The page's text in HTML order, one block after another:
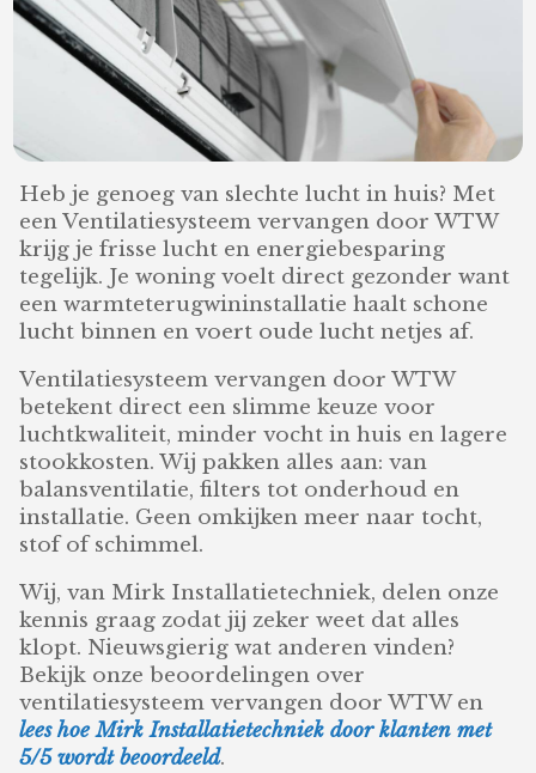
Heb je genoeg van slechte lucht in huis? Met
een Ventilatiesysteem vervangen door WTW
krijg je frisse lucht en energiebesparing
tegelijk. Je woning voelt direct gezonder want
een warmteterugwininstallatie haalt schone
lucht binnen en voert oude lucht netjes af.
Ventilatiesysteem vervangen door WTW
betekent direct een slimme keuze voor
luchtkwaliteit, minder vocht in huis en lagere
stookkosten. Wij pakken alles aan: van
balansventilatie, filters tot onderhoud en
installatie. Geen omkijken meer naar tocht,
stof of schimmel.
Wij, van Mirk Installatietechniek, delen onze
kennis graag zodat jij zeker weet dat alles
klopt. Nieuwsgierig wat anderen vinden?
Bekijk onze beoordelingen over
ventilatiesysteem vervangen door WTW en
lees hoe Mirk Installatietechniek door klanten met
5/5 wordt beoordeeld.